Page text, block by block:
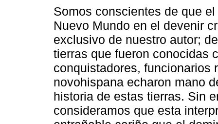
Somos conscientes de que
Nuevo Mundo en el devenir
exclusivo de nuestro autor;
tierras que fueron conocidas
conquistadores, funcionarios
novohispana echaron mano
historia de estas tierras. Sin
consideramos que esta